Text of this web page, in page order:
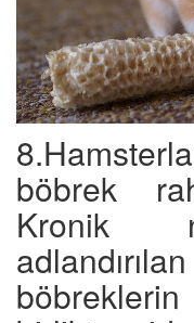
böbrek
Kronik